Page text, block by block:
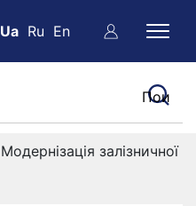
Ua Ru En
Модернізація залізничної